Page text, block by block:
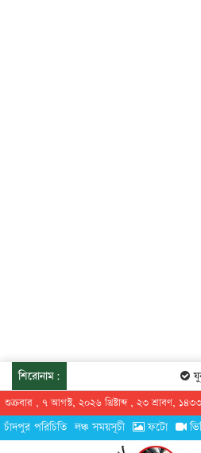
শিরোনাম:
শুক্রবার , ৭ আগস্ট, ২০২৬ খ্রিষ্টাব্দ , ২৩ শ্রাবণ, ১৪৩৩
চাঁদপুর পরিচিতি লঞ্চ সময়সূচী ফটো